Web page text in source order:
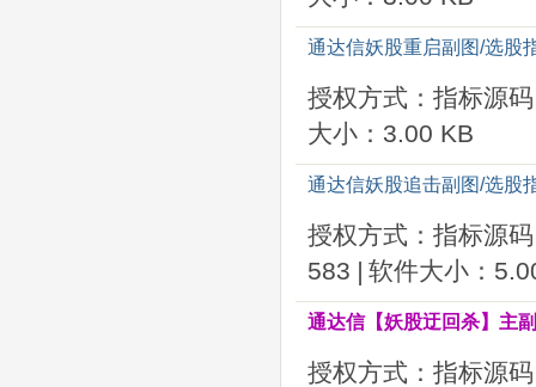
通达信妖股重启副图/选股
授权方式：指标源码
大小：3.00 KB
通达信妖股追击副图/选股
授权方式：指标源码
583 | 软件大小：
通达信【妖股迂回杀】主
授权方式：指标源码